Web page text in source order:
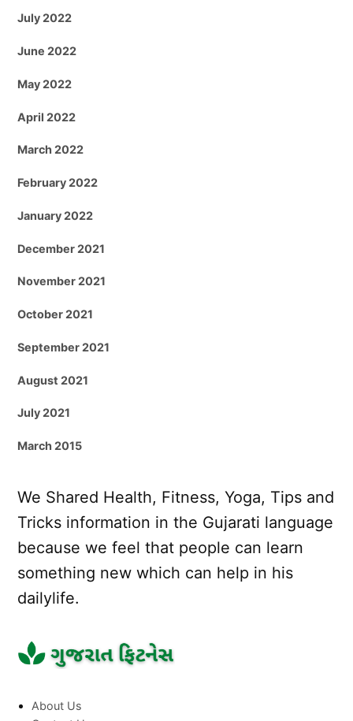
July 2022
June 2022
May 2022
April 2022
March 2022
February 2022
January 2022
December 2021
November 2021
October 2021
September 2021
August 2021
July 2021
March 2015
We Shared Health, Fitness, Yoga, Tips and
Tricks information in the Gujarati language
because we feel that people can learn
something new which can help in his
dailylife.
About Us